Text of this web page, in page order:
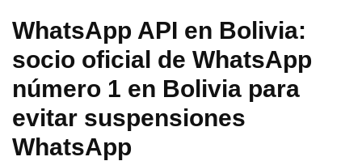
WhatsApp API en Bolivia:
socio oficial de WhatsApp
número 1 en Bolivia para
evitar suspensiones
WhatsApp